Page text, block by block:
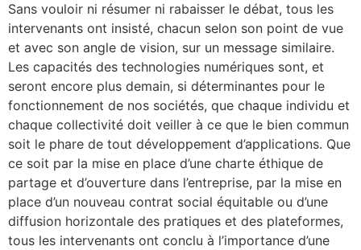
Sans vouloir ni résumer ni rabaisser le débat, tous les
intervenants ont insisté, chacun selon son point de vue
et avec son angle de vision, sur un message similaire.
Les capacités des technologies numériques sont, et
seront encore plus demain, si déterminantes pour le
fonctionnement de nos sociétés, que chaque individu et
chaque collectivité doit veiller à ce que le bien commun
soit le phare de tout développement d’applications. Que
ce soit par la mise en place d’une charte éthique de
partage et d’ouverture dans l’entreprise, par la mise en
place d’un nouveau contrat social équitable ou d’une
diffusion horizontale des pratiques et des plateformes,
tous les intervenants ont conclu à l’importance d’une